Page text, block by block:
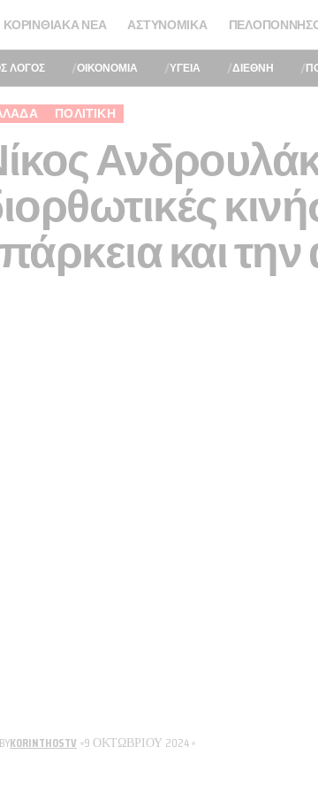
ΚΟΡΙΝΘΙΑΚΆ ΝΈΑ ΑΣΤΥΝΟΜΙΚΆ
ΛΟΓΟΣ ΟΙΚΟΝΟΜΙΑ ΥΓΕΙΑ ΔΙΕΘΝΗ
ΠΟΛΙΤΙΚΉ
και
BYKORINTHOSTV 9 ΟΚΤΩΒΡΊΟΥ 2024